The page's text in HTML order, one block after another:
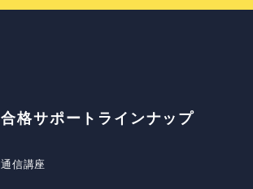
合格サポートラインナップ
通信講座